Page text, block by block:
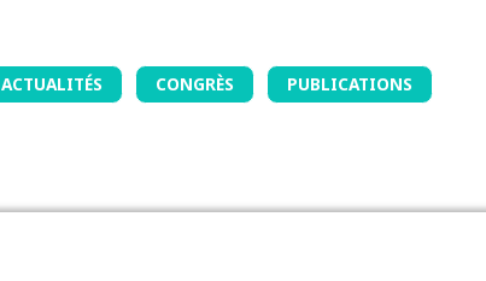
ACTUALITÉS CONGRÈS PUBLICATIONS